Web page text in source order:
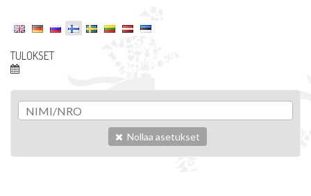
TULOKSET
Nollaa asetukset